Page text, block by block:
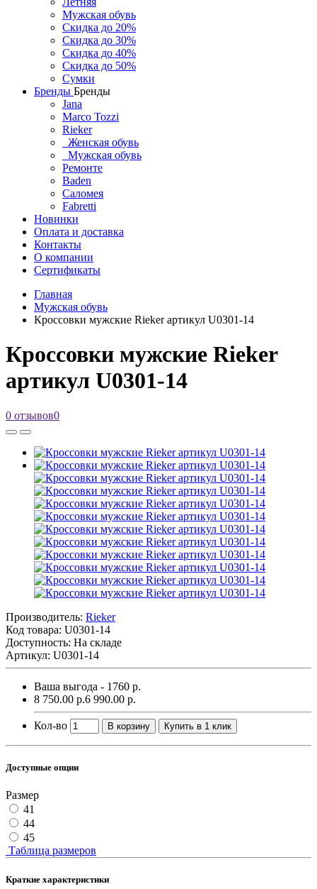
Мужская обувь
Скидка до 20%
Скидка до 30%
Скидка до 40%
Скидка до 50%
Сумки
Бренды Бренды
Jana
Marco Tozzi
Rieker
Женская обувь
Мужская обувь
Ремонте
Baden
Саломея
Fabretti
Новинки
Оплата и доставка
Контакты
О компании
Сертификаты
Главная
Мужская обувь
Кроссовки мужские Rieker артикул U0301-14
Кроссовки мужские Rieker
артикул U0301-14
0 отзывов0
Производитель: Rieker
Код товара: U0301-14
Доступность: На складе
Артикул: U0301-14
Ваша выгода - 1760 р.
8 750.00 р.6 990.00 р.
Кол-во В корзину Купить в 1 клик
Доступные опции
Размер
41
44
45
Таблица размеров
Краткие характеристики